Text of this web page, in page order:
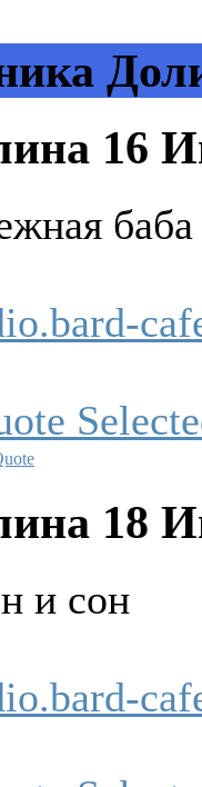
16
баба
18
и сон